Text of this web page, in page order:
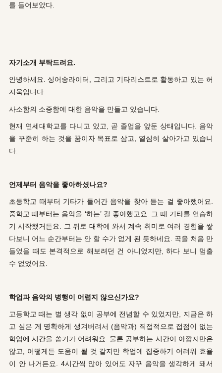
를 들어보았다.
자기소개 부탁드려요.
안녕하세요. 싱어송라이터, 그리고 기타리스트로 활동하고 있는 허
지욱입니다.
사소함의 소중함에 대한 음악을 만들고 있습니다.
현재 연세대학교를 다니고 있고, 곧 졸업을 앞둔 상태입니다. 음악
을 꾸준히 하는 것을 꿈이자 목표로 삼고, 열심히 살아가고 있습니
다.
언제부터 음악을 좋아하셨나요?
초등학교 때부터 기타가 들어간 음악을 찾아 듣는 걸 좋아했어요.
중학교 때부터는 음악을 ‘하는’ 걸 좋아했고요. 그 때 기타를 연습하
기 시작했거든요. 그 뒤로 대학에 와서 계속 취미로 여러 경험을 쌓
다보니 어느 순간부터는 안 할 수가 없게 된 듯하네요. 곡을 처음 만
들었을 때도 본격적으로 해보려던 건 아니었지만, 하다 보니 멈출
수 없었어요.
학업과 음악의 병행이 어렵지 않으신가요?
고등학교 때는 별 생각 없이 공부에 전념할 수 있었지만, 지금은 하
고 싶은 게 명확하게 생겨버려서 (음악과) 직접적으로 접점이 없는
학업에 시간을 쏟기가 어려워요. 물론 공부하는 시간이 아깝지만은
않고, 어떻게든 도움이 될 것 같지만 학업에 집중하기 어려워 효율
이 안 나거든요. 4시간씩 앉아 있어도 자꾸 음악을 생각하게 돼서